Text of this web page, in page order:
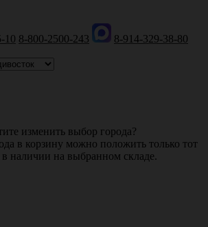
10 8-800-2500-243
8-914-329-38-80
изменить выбор города?
в корзину можно положить только тот
в наличии на выбранном складе.